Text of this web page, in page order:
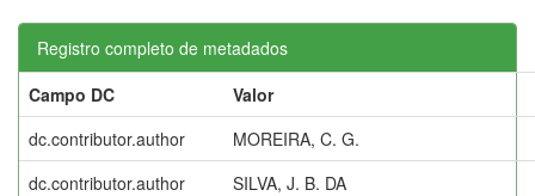
Registro completo de metadados
Campo DC
Valor
dc.contributor.author
MOREIRA, C. G.
dc.contributor.author
SILVA, J. B. DA